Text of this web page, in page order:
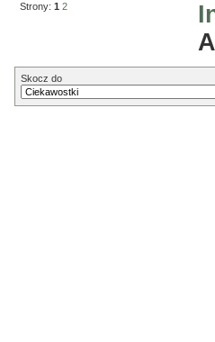
Strony: 1 2
Skocz do